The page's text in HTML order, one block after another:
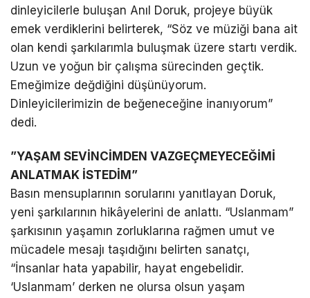
dinleyicilerle buluşan Anıl Doruk, projeye büyük
emek verdiklerini belirterek, “Söz ve müziği bana ait
olan kendi şarkılarımla buluşmak üzere startı verdik.
Uzun ve yoğun bir çalışma sürecinden geçtik.
Emeğimize değdiğini düşünüyorum.
Dinleyicilerimizin de beğeneceğine inanıyorum”
dedi.
”YAŞAM SEVİNCİMDEN VAZGEÇMEYECEĞİMİ
ANLATMAK İSTEDİM”
Basın mensuplarının sorularını yanıtlayan Doruk,
yeni şarkılarının hikâyelerini de anlattı. “Uslanmam”
şarkısının yaşamın zorluklarına rağmen umut ve
mücadele mesajı taşıdığını belirten sanatçı,
“İnsanlar hata yapabilir, hayat engebelidir.
‘Uslanmam’ derken ne olursa olsun yaşam